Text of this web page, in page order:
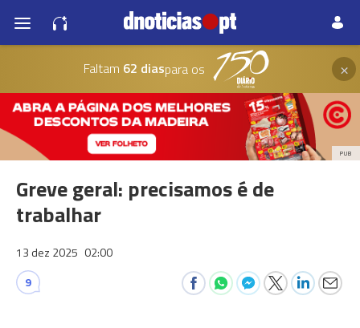
Faltam 62 diaspara os ×
PUB
Greve geral: precisamos é de
trabalhar
13 dez 2025 02:00
9